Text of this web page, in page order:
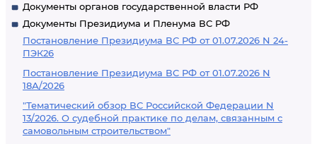
Документы органов государственной власти РФ
Документы Президиума и Пленума ВС РФ
Постановление Президиума ВС РФ от 01.07.2026 N 24-
ПЭК26
Постановление Президиума ВС РФ от 01.07.2026 N
18А/2026
"Тематический обзор ВС Российской Федерации N
13/2026. О судебной практике по делам, связанным с
самовольным строительством"